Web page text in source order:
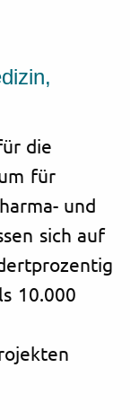
die
für
und
sich auf
10.000